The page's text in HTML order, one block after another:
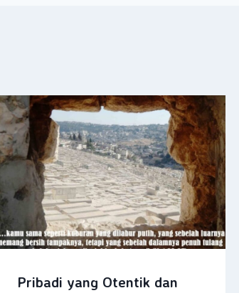
Pribadi yang Otentik dan